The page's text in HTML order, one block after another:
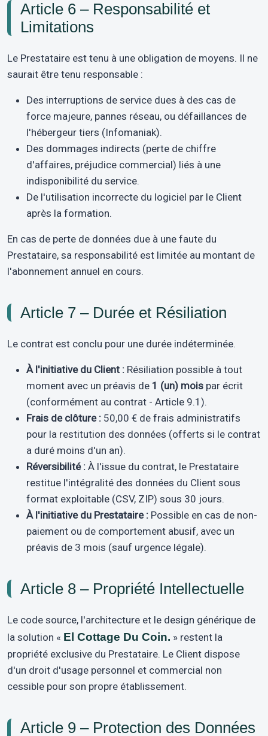
Article 6 – Responsabilité et
Limitations
Le Prestataire est tenu à une obligation de moyens. Il ne
saurait être tenu responsable :
Des interruptions de service dues à des cas de
force majeure, pannes réseau, ou défaillances de
l'hébergeur tiers (Infomaniak).
Des dommages indirects (perte de chiffre
d'affaires, préjudice commercial) liés à une
indisponibilité du service.
De l'utilisation incorrecte du logiciel par le Client
après la formation.
En cas de perte de données due à une faute du
Prestataire, sa responsabilité est limitée au montant de
l'abonnement annuel en cours.
Article 7 – Durée et Résiliation
Le contrat est conclu pour une durée indéterminée.
À l'initiative du Client : Résiliation possible à tout
moment avec un préavis de 1 (un) mois par écrit
(conformément au contrat - Article 9.1).
Frais de clôture : 50,00 € de frais administratifs
pour la restitution des données (offerts si le contrat
a duré moins d'un an).
Réversibilité : À l'issue du contrat, le Prestataire
restitue l'intégralité des données du Client sous
format exploitable (CSV, ZIP) sous 30 jours.
À l'initiative du Prestataire : Possible en cas de non-
paiement ou de comportement abusif, avec un
préavis de 3 mois (sauf urgence légale).
Article 8 – Propriété Intellectuelle
Le code source, l'architecture et le design générique de
la solution « El Cottage Du Coin. » restent la
propriété exclusive du Prestataire. Le Client dispose
d'un droit d'usage personnel et commercial non
cessible pour son propre établissement.
Article 9 – Protection des Données